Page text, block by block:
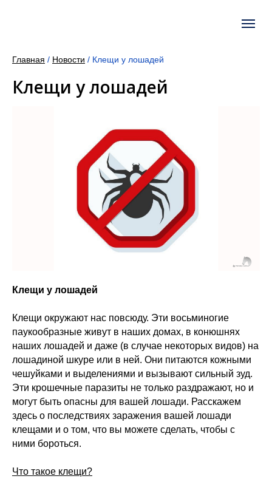
Главная / Новости / Клещи у лошадей
Клещи у лошадей
Клещи у лошадей
Клещи окружают нас повсюду. Эти восьминогие
паукообразные живут в наших домах, в конюшнях
наших лошадей и даже (в случае некоторых видов) на
лошадиной шкуре или в ней. Они питаются кожными
чешуйками и выделениями и вызывают сильный зуд.
Эти крошечные паразиты не только раздражают, но и
могут быть опасны для вашей лошади. Расскажем
здесь о последствиях заражения вашей лошади
клещами и о том, что вы можете сделать, чтобы с
ними бороться.
Что такое клещи?